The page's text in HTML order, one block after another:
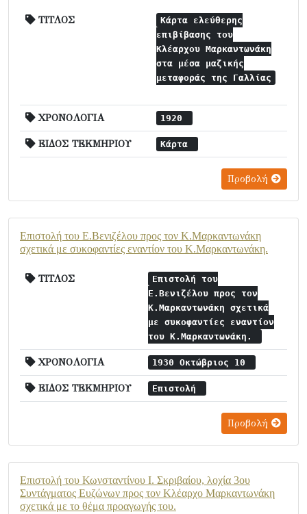
ΤΙΤΛΟΣ
Κάρτα ελεύθερης
επιβίβασης του
Κλέαρχου Μαρκαντωνάκη
στα μέσα μαζικής
μεταφοράς της Γαλλίας
ΧΡΟΝΟΛΟΓΙΑ 1920
ΕΙΔΟΣ ΤΕΚΜΗΡΙΟΥ Κάρτα
Προβολή
Επιστολή του Ε.Βενιζέλου προς τον Κ.Μαρκαντωνάκη
σχετικά με συκοφαντίες εναντίον του Κ.Μαρκαντωνάκη.
ΤΙΤΛΟΣ
Επιστολή του
Ε.Βενιζέλου προς τον
Κ.Μαρκαντωνάκη σχετικά
με συκοφαντίες εναντίον
του Κ.Μαρκαντωνάκη.
ΧΡΟΝΟΛΟΓΙΑ 1930 Οκτώβριος 10
ΕΙΔΟΣ ΤΕΚΜΗΡΙΟΥ Επιστολή
Προβολή
Επιστολή του Κωνσταντίνου Ι. Σκριβαίου, λοχία 3ου
Συντάγματος Ευζώνων προς τον Κλέαρχο Μαρκαντωνάκη
σχετικά με το θέμα προαγωγής του.